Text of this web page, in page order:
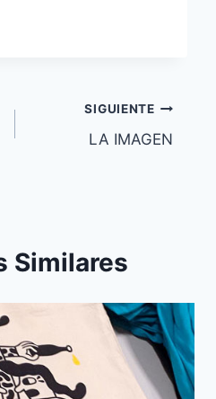
SIGUIENTE
LA IMAGEN
Similares